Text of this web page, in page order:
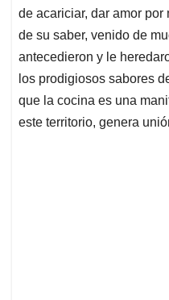
de acariciar, dar amor
de su saber, venido de
antecedieron y le
los prodigiosos sabores
que la cocina es una
este territorio, genera